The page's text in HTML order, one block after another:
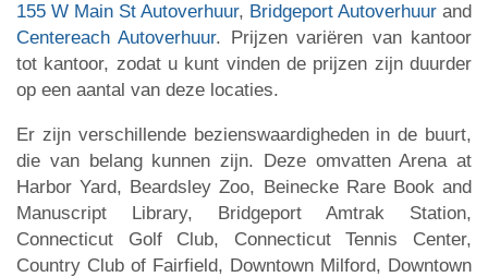
155 W Main St Autoverhuur, Bridgeport Autoverhuur and
Centereach Autoverhuur. Prijzen variëren van kantoor
tot kantoor, zodat u kunt vinden de prijzen zijn duurder
op een aantal van deze locaties.
Er zijn verschillende bezienswaardigheden in de buurt,
die van belang kunnen zijn. Deze omvatten Arena at
Harbor Yard, Beardsley Zoo, Beinecke Rare Book and
Manuscript Library, Bridgeport Amtrak Station,
Connecticut Golf Club, Connecticut Tennis Center,
Country Club of Fairfield, Downtown Milford, Downtown